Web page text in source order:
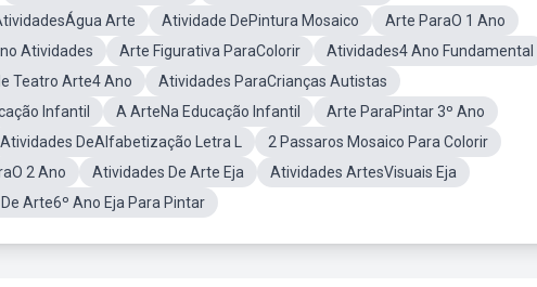
Arte Atividade DePintura Mosaico
Arte ParaO 1 Ano
Atividades Arte Figurativa ParaColorir
Atividades4 Ano Fundamental
Teatro Arte4 Ano
Atividades ParaCrianças Autistas
Infantil A ArteNa Educação Infantil
Arte ParaPintar 3º Ano
Atividades DeAlfabetização Letra L
2 Passaros Mosaico Para Colorir
2 Ano Atividades De Arte Eja
Atividades ArtesVisuais Eja
Arte6º Ano Eja Para Pintar